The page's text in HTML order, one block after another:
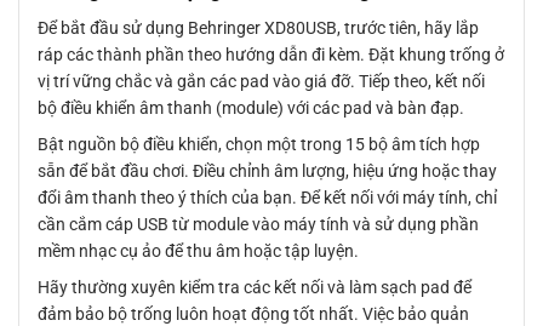
Để bắt đầu sử dụng Behringer XD80USB, trước tiên, hãy lắp
ráp các thành phần theo hướng dẫn đi kèm. Đặt khung trống ở
vị trí vững chắc và gắn các pad vào giá đỡ. Tiếp theo, kết nối
bộ điều khiển âm thanh (module) với các pad và bàn đạp.
Bật nguồn bộ điều khiển, chọn một trong 15 bộ âm tích hợp
sẵn để bắt đầu chơi. Điều chỉnh âm lượng, hiệu ứng hoặc thay
đổi âm thanh theo ý thích của bạn. Để kết nối với máy tính, chỉ
cần cắm cáp USB từ module vào máy tính và sử dụng phần
mềm nhạc cụ ảo để thu âm hoặc tập luyện.
Hãy thường xuyên kiểm tra các kết nối và làm sạch pad để
đảm bảo bộ trống luôn hoạt động tốt nhất. Việc bảo quản